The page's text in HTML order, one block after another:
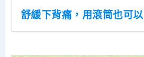
舒緩下背痛，用滾筒也可以